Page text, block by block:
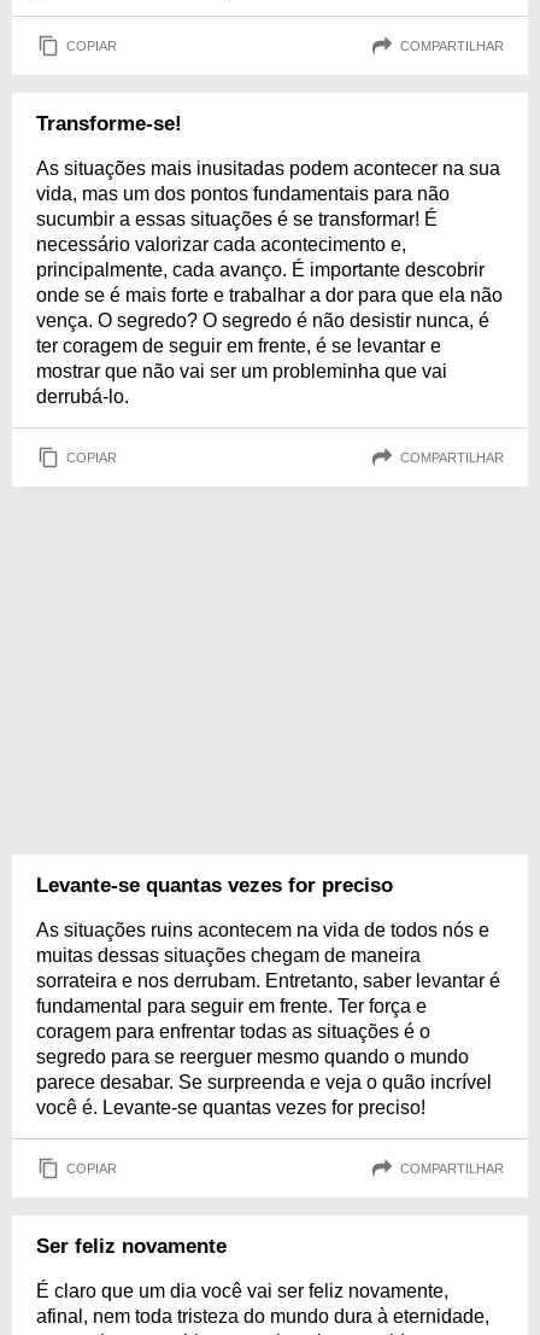
COPIAR COMPARTILHAR
Transforme-se!
As situações mais inusitadas podem acontecer na sua
vida, mas um dos pontos fundamentais para não
sucumbir a essas situações é se transformar! É
necessário valorizar cada acontecimento e,
principalmente, cada avanço. É importante descobrir
onde se é mais forte e trabalhar a dor para que ela não
vença. O segredo? O segredo é não desistir nunca, é
ter coragem de seguir em frente, é se levantar e
mostrar que não vai ser um probleminha que vai
derrubá-lo.
COPIAR COMPARTILHAR
Levante-se quantas vezes for preciso
As situações ruins acontecem na vida de todos nós e
muitas dessas situações chegam de maneira
sorrateira e nos derrubam. Entretanto, saber levantar é
fundamental para seguir em frente. Ter força e
coragem para enfrentar todas as situações é o
segredo para se reerguer mesmo quando o mundo
parece desabar. Se surpreenda e veja o quão incrível
você é. Levante-se quantas vezes for preciso!
COPIAR COMPARTILHAR
Ser feliz novamente
É claro que um dia você vai ser feliz novamente,
afinal, nem toda tristeza do mundo dura à eternidade,